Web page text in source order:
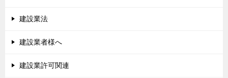
建設業法
建設業者様へ
建設業許可関連